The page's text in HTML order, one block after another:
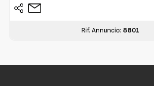
Rif. Annuncio: 8801